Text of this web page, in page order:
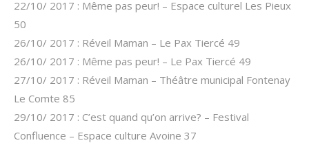
22/10/ 2017 : Même pas peur! – Espace culturel Les Pieux
50
26/10/ 2017 : Réveil Maman – Le Pax Tiercé 49
26/10/ 2017 : Même pas peur! – Le Pax Tiercé 49
27/10/ 2017 : Réveil Maman – Théâtre municipal Fontenay
Le Comte 85
29/10/ 2017 : C’est quand qu’on arrive? – Festival
Confluence – Espace culture Avoine 37